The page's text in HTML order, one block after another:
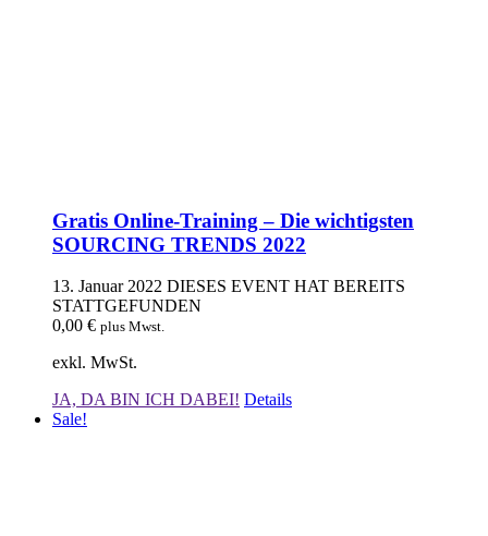
Gratis Online-Training – Die wichtigsten
SOURCING TRENDS 2022
13. Januar 2022 DIESES EVENT HAT BEREITS
STATTGEFUNDEN
0,00 € plus Mwst.
exkl. MwSt.
JA, DA BIN ICH DABEI! Details
Sale!